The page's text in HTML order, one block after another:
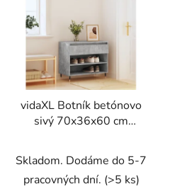
vidaXL Botník betónovo
sivý 70x36x60 cm
Skladom. Dodáme do 5-7
pracovných dní. (>5 ks)